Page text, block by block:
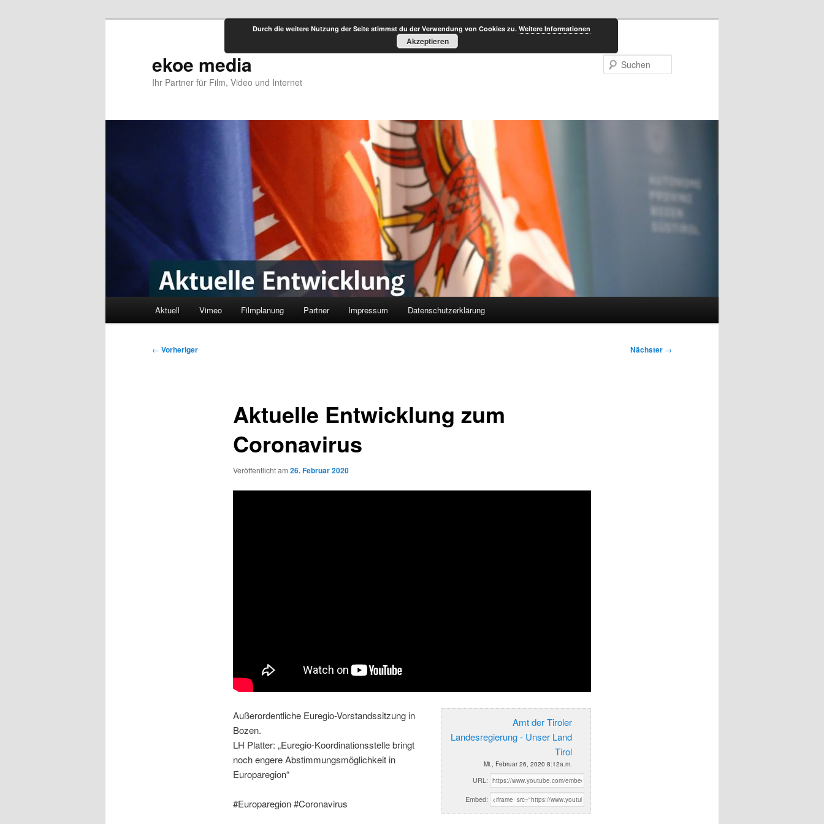
ekoe media
Ihr Partner für Film, Video und Internet
Aktuell Vimeo Filmplanung Partner Impressum Datenschutzerklärung
Beitragsnavigation
← Vorheriger Nächster →
Aktuelle Entwicklung zum
Coronavirus
Veröffentlicht am 26. Februar 2020
Amt der Tiroler
Landesregierung - Unser Land
Tirol
Mi., Februar 26, 2020 8:12a.m.
URL:
Embed:
Außerordentliche Euregio-Vorstandssitzung in
Bozen.
LH Platter: „Euregio-Koordinationsstelle bringt
noch engere Abstimmungsmöglichkeit in
Europaregion“
#Europaregion #Coronavirus
Durch die weitere Nutzung der Seite stimmst du der Verwendung von Cookies zu. Weitere Informationen
Akzeptieren